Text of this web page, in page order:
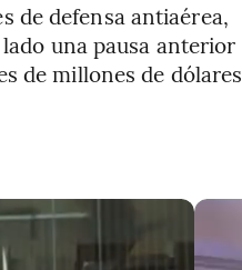
de defensa antiaérea,
una pausa anterior
de millones de dólares